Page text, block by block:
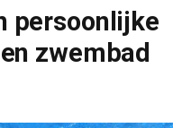
persoonlijke
zwembad